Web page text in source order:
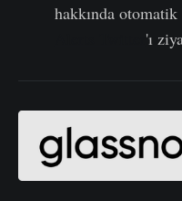
hakkında
'ı